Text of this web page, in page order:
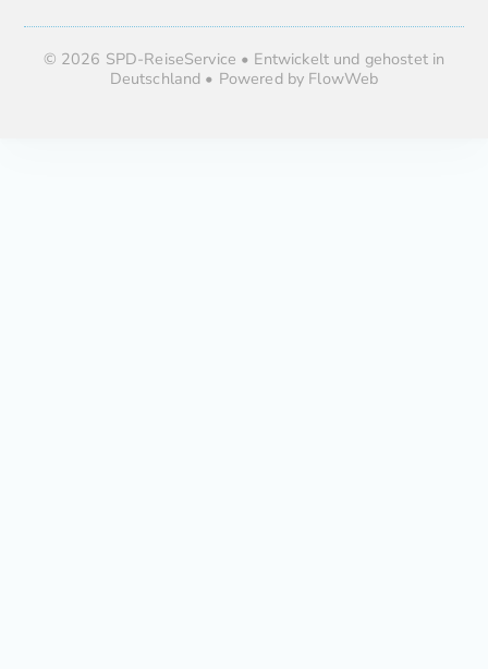
© 2026 SPD-ReiseService • Entwickelt und gehostet in
Deutschland • Powered by FlowWeb